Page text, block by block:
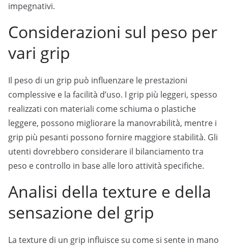
impegnativi.
Considerazioni sul peso per
vari grip
Il peso di un grip può influenzare le prestazioni
complessive e la facilità d’uso. I grip più leggeri, spesso
realizzati con materiali come schiuma o plastiche
leggere, possono migliorare la manovrabilità, mentre i
grip più pesanti possono fornire maggiore stabilità. Gli
utenti dovrebbero considerare il bilanciamento tra
peso e controllo in base alle loro attività specifiche.
Analisi della texture e della
sensazione del grip
La texture di un grip influisce su come si sente in mano